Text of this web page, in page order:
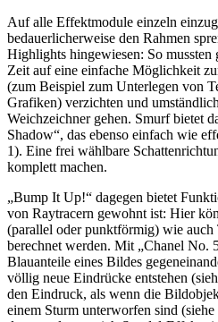
Auf alle Effektmodule einzeln
bedauerlicherweise den Rahmen
Highlights hingewiesen: So
Zeit auf eine einfache Möglichkeit
(zum Beispiel zum Unterlegen von
Grafiken) verzichten und
Weichzeichner gehen. Smurf bietet
Shadow“, das ebenso einfach wie
1). Eine frei wählbare
komplett machen.
„Bump It Up!“ dagegen bietet
von Raytracern gewohnt ist: Hier
(parallel oder punktförmig) wie
berechnet werden. Mit „Chanel No.
Blauanteile eines Bildes
völlig neue Eindrücke entstehen
den Eindruck, als wenn die
einem Sturm unterworfen sind